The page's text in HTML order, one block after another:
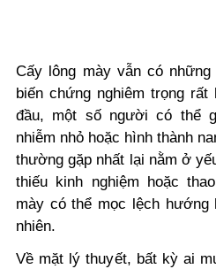
Cấy lông mày vẫn có
biến chứng nghiêm trọng rất
đầu, một số người có thể
nhiễm nhỏ hoặc hình thành
thường gặp nhất lại nằm ở
thiếu kinh nghiệm hoặc
mày có thể mọc lệch
nhiên.
Về mặt lý thuyết, bất kỳ ai